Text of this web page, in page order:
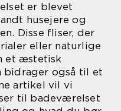
er blevet
husejere og
Disse fliser, der
eller naturlige
et æstetisk
bidrager også til et
artikel vil vi
til badeværelset